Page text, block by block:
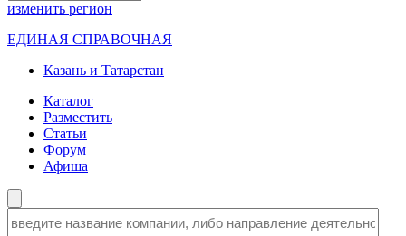
изменить регион
ЕДИНАЯ СПРАВОЧНАЯ
Казань и Татарстан
Каталог
Разместить
Статьи
Форум
Афиша